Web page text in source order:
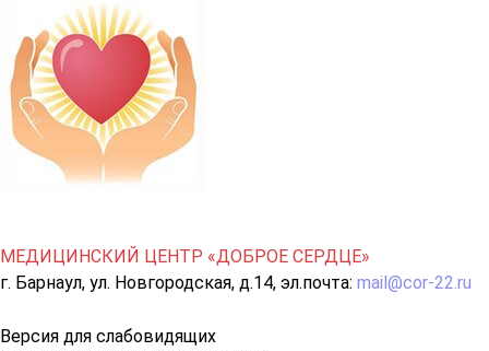
МЕДИЦИНСКИЙ ЦЕНТР «ДОБРОЕ СЕРДЦЕ»
г. Барнаул, ул. Новгородская, д.14, эл.почта: mail@cor-22.ru
Версия для слабовидящих